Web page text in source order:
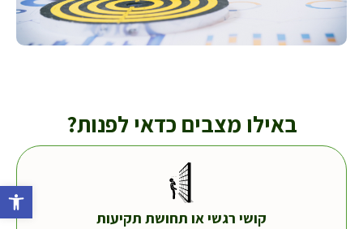
פתח
באילו מצבים כדאי לפנות?
קושי רגשי או תחושת תקיעות